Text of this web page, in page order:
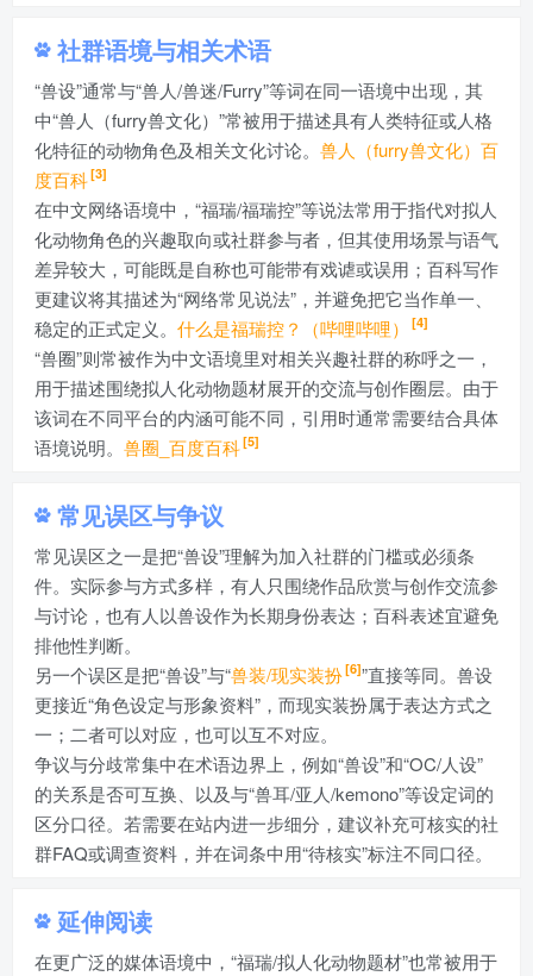
社群语境与相关术语
“兽设”通常与“兽人/兽迷/Furry”等词在同一语境中出现，其
中“兽人（furry兽文化）”常被用于描述具有人类特征或人格
化特征的动物角色及相关文化讨论。 兽人（furry兽文化）百
度百科[3]
在中文网络语境中，“福瑞/福瑞控”等说法常用于指代对拟人
化动物角色的兴趣取向或社群参与者，但其使用场景与语气
差异较大，可能既是自称也可能带有戏谑或误用；百科写作
更建议将其描述为“网络常见说法”，并避免把它当作单一、
稳定的正式定义。 什么是福瑞控？（哔哩哔哩） [4]
“兽圈”则常被作为中文语境里对相关兴趣社群的称呼之一，
用于描述围绕拟人化动物题材展开的交流与创作圈层。由于
该词在不同平台的内涵可能不同，引用时通常需要结合具体
语境说明。 兽圈_百度百科[5]
常见误区与争议
常见误区之一是把“兽设”理解为加入社群的门槛或必须条
件。实际参与方式多样，有人只围绕作品欣赏与创作交流参
与讨论，也有人以兽设作为长期身份表达；百科表述宜避免
排他性判断。
另一个误区是把“兽设”与“兽装/现实装扮[6]”直接等同。兽设
更接近“角色设定与形象资料”，而现实装扮属于表达方式之
一；二者可以对应，也可以互不对应。
争议与分歧常集中在术语边界上，例如“兽设”和“OC/人设”
的关系是否可互换、以及与“兽耳/亚人/kemono”等设定词的
区分口径。若需要在站内进一步细分，建议补充可核实的社
群FAQ或调查资料，并在词条中用“待核实”标注不同口径。
延伸阅读
在更广泛的媒体语境中，“福瑞/拟人化动物题材”也常被用于